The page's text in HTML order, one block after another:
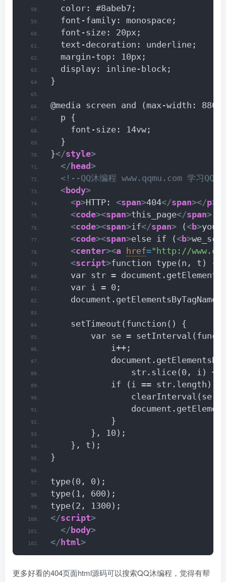
  color: #8abeb7;
  font-family: monospace;
  font-size: 20px;
  text-decoration: underline;
  margin-top: 10px;
  display: inline-block;
}
@media screen and (max-width:
  p {
    font-size: 14vw;
  }
}</style>
</ head >
<!--QQ沐编程 www.qqmu.com 学习
<body>
<p>HTTP: <span>404</span></p>
<code><span>this_page</span>
<code><span>if</span> ( <b>
<code><span>else if ( <b>
<center><a href="http://
<script>function type(n, t) {
var str =
    var i = 0;
    setTimeout(function() {
var se =
            i++;
str.slice(0, i) +
            if (i == str.length) {
                clearInterval(se);
            }
        }, 10);
    }, t);
}
type(0, 0);
type(1, 600);
type(2, 1300);
</script>
</ body>
</ html>
更多好看的404页面html源码可以搜索QQ沐编程，觉得有帮